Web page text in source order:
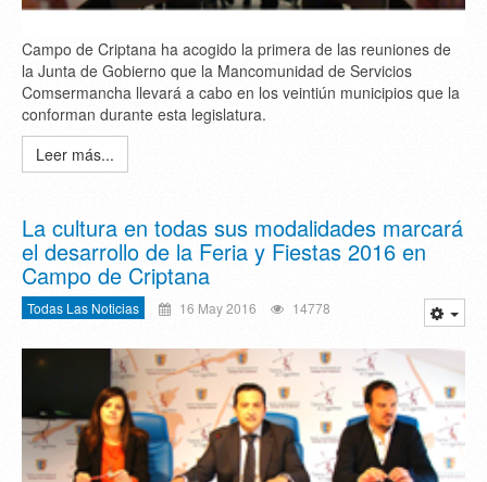
Campo de Criptana ha acogido la primera de las reuniones de
la Junta de Gobierno que la Mancomunidad de Servicios
Comsermancha llevará a cabo en los veintiún municipios que la
conforman durante esta legislatura.
Leer más...
La cultura en todas sus modalidades marcará
el desarrollo de la Feria y Fiestas 2016 en
Campo de Criptana
Todas Las Noticias 16 May 2016 14778